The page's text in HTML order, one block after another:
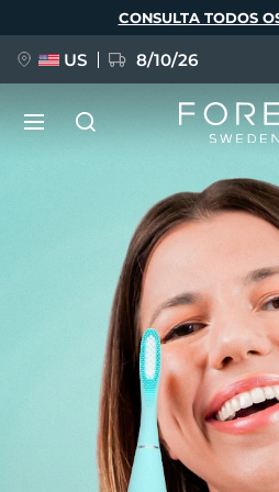
principal
CONSULTA TODOS
US 8/10/26
As
NOVIDADE
FAQ™ Pure Beauty-Tech
BREAKING NEWS
issa™ Teeth Whitening Set
Deutsch
Français
Italiano
Svenska
简体中文